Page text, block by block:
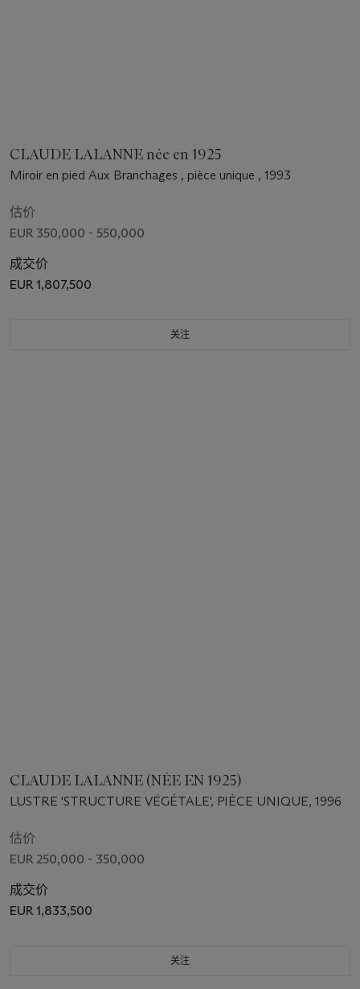
CLAUDE LALANNE née en 1925
Miroir en pied Aux Branchages , pièce unique , 1993
估价
EUR 350,000 - 550,000
成交价
EUR 1,807,500
关注
CLAUDE LALANNE (NÉE EN 1925)
LUSTRE 'STRUCTURE VÉGÉTALE', PIÈCE UNIQUE, 1996
估价
EUR 250,000 - 350,000
成交价
EUR 1,833,500
关注